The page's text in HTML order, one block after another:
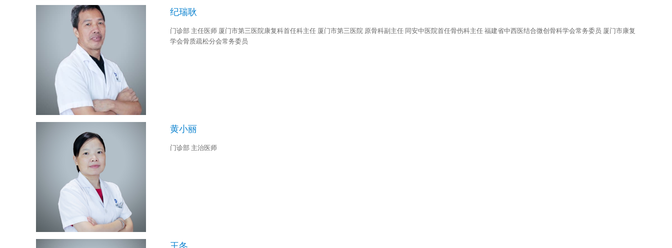
纪瑞耿
门诊部 主任医师 厦门市第三医院康复科首任科主任 厦门市第三医院 原骨科副主任 同安中医院首任骨伤科主任 福建省中西医结合微创骨科学会常务委员 厦门市康复
学会骨质疏松分会常务委员
黄小丽
门诊部 主治医师
王冬